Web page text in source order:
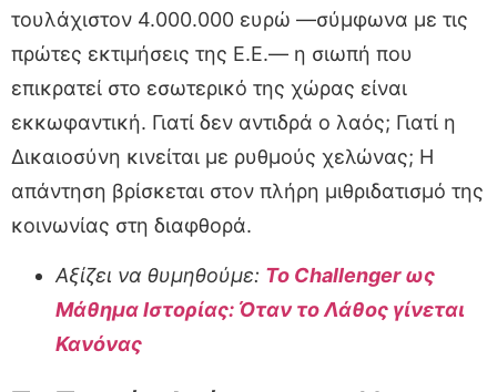
τουλάχιστον 4.000.000 ευρώ —σύμφωνα με τις
πρώτες εκτιμήσεις της Ε.Ε.— η σιωπή που
επικρατεί στο εσωτερικό της χώρας είναι
εκκωφαντική. Γιατί δεν αντιδρά ο λαός; Γιατί η
Δικαιοσύνη κινείται με ρυθμούς χελώνας; Η
απάντηση βρίσκεται στον πλήρη μιθριδατισμό της
κοινωνίας στη διαφθορά.
Αξίζει να θυμηθούμε: Το Challenger ως
Μάθημα Ιστορίας: Όταν το Λάθος γίνεται
Κανόνας